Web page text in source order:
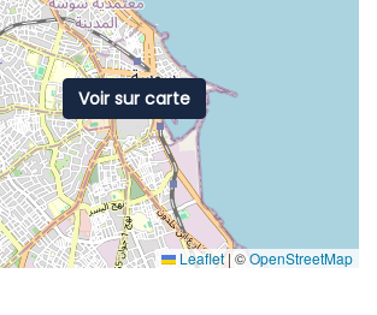
Leaflet |©OpenStreetMap
Voir sur carte